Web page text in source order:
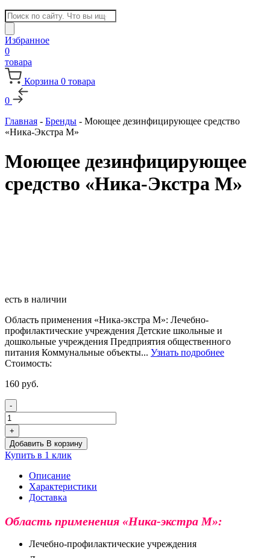
Поиск
товаров
Избранное
0
товара
Корзина 0 товара
0
Главная - Бренды - Моющее дезинфицирующее средство
«Ника-Экстра М»
Моющее дезинфицирующее
средство «Ника-Экстра М»
есть в наличии
Область применения «Ника-экстра М»: Лечебно-
профилактические учреждения Детские школьные и
дошкольные учреждения Предприятия общественного
питания Коммунальные объекты... Узнать подробнее
Стоимость:
160 руб.
-
Количество
товара
Моющее
дезинфицирующее
средство
«Ника-
Экстра
+
Добавить В корзину
Купить в 1 клик
Описание
Характеристики
Доставка
Область применения «Ника-экстра М»:
Лечебно-профилактические учреждения